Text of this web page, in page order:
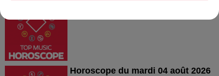
Horoscope mercredi 05
Horoscope du mardi 04 août 2026